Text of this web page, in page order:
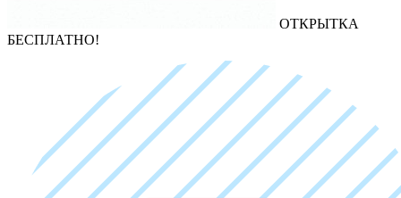
ОТКРЫТКА
БЕСПЛАТНО!